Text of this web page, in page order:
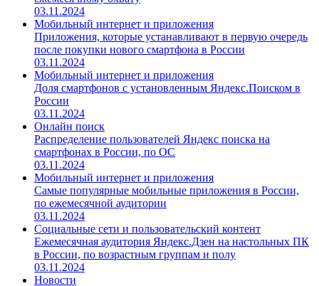
03.11.2024
Мобильный интернет и приложения
Приложения, которые устанавливают в первую очередь
после покупки нового смартфона в России
03.11.2024
Мобильный интернет и приложения
Доля смартфонов с установленным Яндекс.Поиском в
России
03.11.2024
Онлайн поиск
Распределение пользователей Яндекс поиска на
смартфонах в России, по ОС
03.11.2024
Мобильный интернет и приложения
Самые популярные мобильные приложения в России,
по ежемесячной аудитории
03.11.2024
Социальные сети и пользовательский контент
Ежемесячная аудитория Яндекс.Дзен на настольных ПК
в России, по возрастным группам и полу
03.11.2024
Новости